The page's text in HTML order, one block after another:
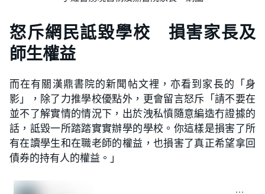
怒斥網民詆毀學校 損害家長及
師生權益
而在有關漢鼎書院的新聞帖文裡，亦看到家長的「身
影」，除了力推學校優點外，更會留言怒斥「請不要在
並不了解實情的情況下，出於洩私憤隨意編造冇證據的
話，詆毀一所踏踏實實辦學的學校。你這樣是損害了所
有在讀學生和在職老師的權益，也損害了真正希望拿回
債券的持有人的權益。」